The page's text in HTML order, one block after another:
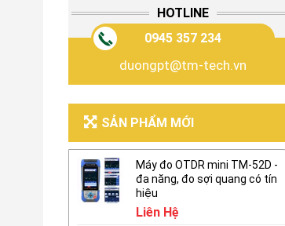
HOTLINE
0945 357 234
duongpt@tm-tech.vn
SẢN PHẨM MỚI
Máy đo OTDR mini TM-52D -
đa năng, đo sợi quang có tín
hiệu
Liên Hệ